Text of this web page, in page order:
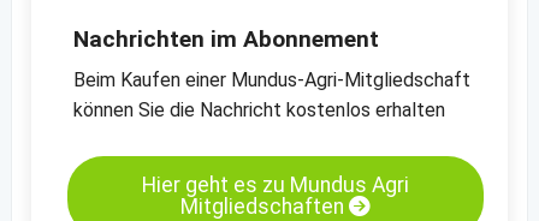
- Einschätzungen und Meinungen des
- Offizielle Ernteschätzungen
- Preischarts, Erntebilanzen und Import- und
Kassamarkt - Sojaschrot LP - Hamburg
Nachrichten im Abonnement
Beim Kaufen einer Mundus-Agri-Mitgliedschaft
können Sie die Nachricht kostenlos erhalten
Hier geht es zu Mundus Agri
Mitgliedschaften